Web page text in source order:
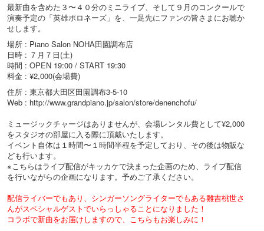
最新曲を含めた３〜４０分のミニライブ、そして９月のコンクールで
演奏予定の「英雄ポロネーズ」を、一足先にファンの皆さまにお聴か
せします。
場所 : Piano Salon NOHA田園調布店
日時 : ７月７日(土)
時間 : OPEN 19:00 / START 19:30
料金 : ¥2,000(会場費)
住所 : 東京都大田区田園調布3-5-10
Web : http://www.grandpiano.jp/salon/store/denenchofu/
ミュージックチャージはありませんが、会場レンタル費として¥2,000
をスタジオの部屋に入る際に頂戴いたします。
イベント自体は１時間〜１時間半程を予定しており、その後は物販な
ども行います。
※こちらはライブ配信がキッカケで決まった企画のため、ライブ配信
を行いながらの企画になります。予めご了承ください。
配信ライバーでもあり、シンガーソングライターでもある雛吉桃世さ
んがスペシャルゲストでいらっしゃることになりました！
コラボで新曲をお届けしますので、こちらもお楽しみに！